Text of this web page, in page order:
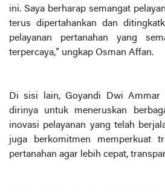
ini. Saya berharap semangat
terus dipertahankan dan
pelayanan pertanahan yang
terpercaya,” ungkap Osman Affan.
Di sisi lain, Goyandi Dwi Ammar
dirinya untuk meneruskan
inovasi pelayanan yang telah
juga berkomitmen memperkuat
pertanahan agar lebih cepat,